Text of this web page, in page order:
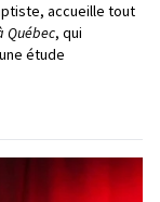
accueille tout
Québec, qui
étude